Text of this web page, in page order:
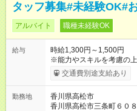
タッフ募集#未経験OK#
アルバイト 職種未経験OK
給与
時給1,300円～1,500円
※能力やスキルを考慮の上
給例》 ～時給1,300円の
＝228,800円 ～時給1,500円の場合～ 時給1,500円×1日8時間×
さ：3ヶ月 雇用形態、給
交通費別途支給あり
勤務地
香川県高松市
香川県高松市三条町６０